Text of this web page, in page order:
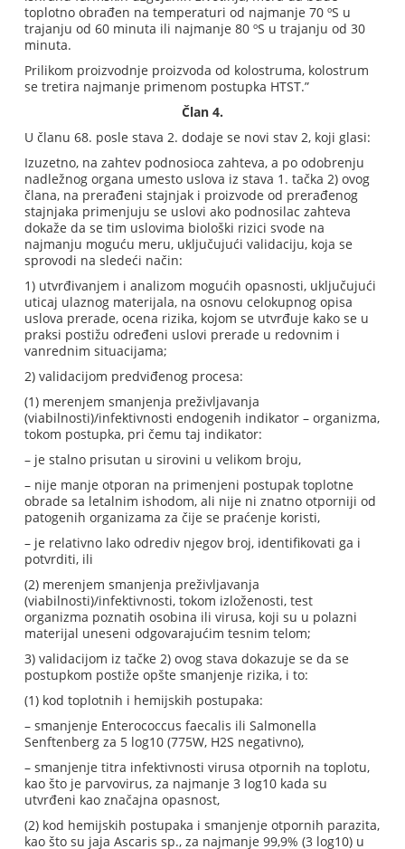
toplotno obrađen na temperaturi od najmanje 70 ºS u
trajanju od 60 minuta ili najmanje 80 ºS u trajanju od 30
minuta.
Prilikom proizvodnje proizvoda od kolostruma, kolostrum
se tretira najmanje primenom postupka HTST.”
Član 4.
U članu 68. posle stava 2. dodaje se novi stav 2, koji glasi:
Izuzetno, na zahtev podnosioca zahteva, a po odobrenju
nadležnog organa umesto uslova iz stava 1. tačka 2) ovog
člana, na prerađeni stajnjak i proizvode od prerađenog
stajnjaka primenjuju se uslovi ako podnosilac zahteva
dokaže da se tim uslovima biološki rizici svode na
najmanju moguću meru, uključujući validaciju, koja se
sprovodi na sledeći način:
1) utvrđivanjem i analizom mogućih opasnosti, uključujući
uticaj ulaznog materijala, na osnovu celokupnog opisa
uslova prerade, ocena rizika, kojom se utvrđuje kako se u
praksi postižu određeni uslovi prerade u redovnim i
vanrednim situacijama;
2) validacijom predviđenog procesa:
(1) merenjem smanjenja preživljavanja
(viabilnosti)/infektivnosti endogenih indikator – organizma,
tokom postupka, pri čemu taj indikator:
– je stalno prisutan u sirovini u velikom broju,
– nije manje otporan na primenjeni postupak toplotne
obrade sa letalnim ishodom, ali nije ni znatno otporniji od
patogenih organizama za čije se praćenje koristi,
– je relativno lako odrediv njegov broj, identifikovati ga i
potvrditi, ili
(2) merenjem smanjenja preživljavanja
(viabilnosti)/infektivnosti, tokom izloženosti, test
organizma poznatih osobina ili virusa, koji su u polazni
materijal uneseni odgovarajućim tesnim telom;
3) validacijom iz tačke 2) ovog stava dokazuje se da se
postupkom postiže opšte smanjenje rizika, i to:
(1) kod toplotnih i hemijskih postupaka:
– smanjenje Enterococcus faecalis ili Salmonella
Senftenberg za 5 log10 (775W, H2S negativno),
– smanjenje titra infektivnosti virusa otpornih na toplotu,
kao što je parvovirus, za najmanje 3 log10 kada su
utvrđeni kao značajna opasnost,
(2) kod hemijskih postupaka i smanjenje otpornih parazita,
kao što su jaja Ascaris sp., za najmanje 99,9% (3 log10) u